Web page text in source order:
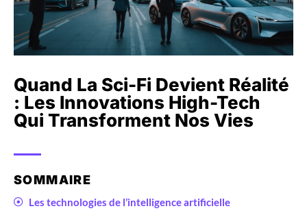
Quand La Sci-Fi Devient Réalité
: Les Innovations High-Tech
Qui Transforment Nos Vies
SOMMAIRE
Les technologies de l’intelligence artificielle